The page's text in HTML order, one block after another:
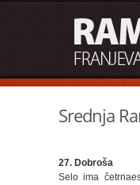
Srednja
27. Dobroša
Selo ima